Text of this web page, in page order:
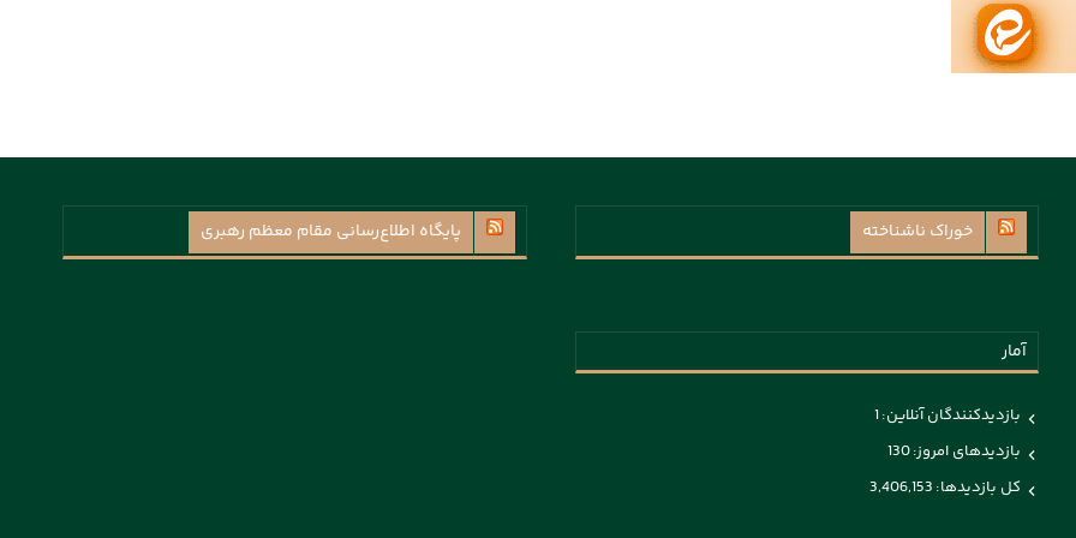
خوراک ناشناخته
آمار
بازدیدکنندگان آنلاین:1
بازدیدهای امروز:130
کل بازدیدها: 3,406,153
پايگاه اطلاع‌رسانی مقام معظم رهبری